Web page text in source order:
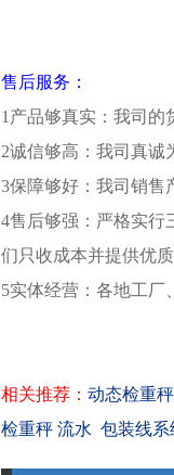
售后服务：
1产品够真实：我司的
2诚信够高：我司真诚
3保障够好：我司销售
4售后够强：严格实行
们只收成本并提供优
5实体经营：各地工厂
相关推荐 ： 动态检重
检重秤 流水 包装线